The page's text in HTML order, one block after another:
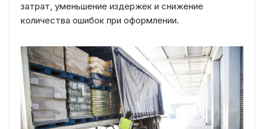
затрат, уменьшение издержек и снижение
количества ошибок при оформлении.